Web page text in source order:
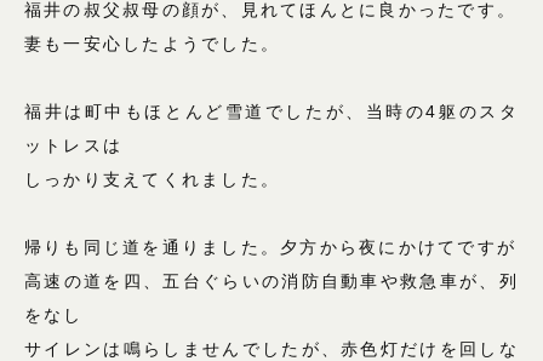
福井の叔父叔母の顔が、見れてほんとに良かったです。
妻も一安心したようでした。
福井は町中もほとんど雪道でしたが、当時の4躯のスタ
ットレスは
しっかり支えてくれました。
帰りも同じ道を通りました。夕方から夜にかけてですが
高速の道を四、五台ぐらいの消防自動車や救急車が、列
をなし
サイレンは鳴らしませんでしたが、赤色灯だけを回しな